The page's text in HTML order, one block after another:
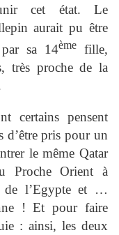
cet état. Le
aurait pu être
sa 14ème
fille,
très proche de la
certains pensent
d’être pris pour un
le même Qatar
Proche Orient à
de l’Egypte et …
! Et pour faire
: ainsi, les deux